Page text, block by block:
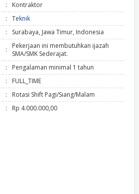
:
Kontraktor
:
Teknik
: Surabaya, Jawa Timur, Indonesia
:
Pekerjaan ini membutuhkan ijazah
SMA/SMK Sederajat.
:
Pengalaman minimal 1 tahun
:
FULL_TIME
:
Rotasi Shift Pagi/Siang/Malam
: Rp 4.000.000,00